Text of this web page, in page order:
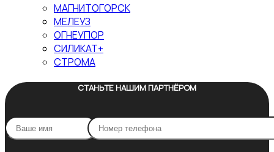
МАГНИТОГОРСК
МЕЛЕУЗ
ОГНЕУПОР
СИЛИКАТ+
СТРОМА
СТАНЬТЕ НАШИМ ПАРТНЁРОМ